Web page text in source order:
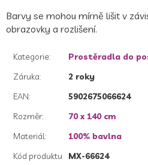
Barvy se mohou mírně lišit v
obrazovky a rozlišení.
Kategorie:
Prostěradla do
Záruka:
2 roky
EAN:
5902675066624
Rozměr:
70 x 140 cm
Materiál:
100% bavlna
Kód produktu
MX-66624